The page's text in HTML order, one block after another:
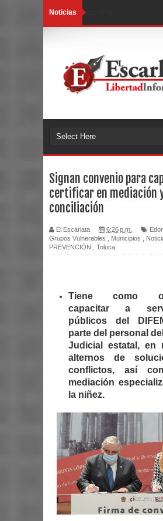
Noticias
Signan convenio para
certificar en mediación
conciliación
El Escarlata 6:26 p.m.
Grupos Vulnerables
Municipios
PREVENCIÓN
Toluca
Tiene como
capacitar a
públicos del
parte del personal
Judicial estatal, en
alternos de
conflictos, así
mediación
la niñez.